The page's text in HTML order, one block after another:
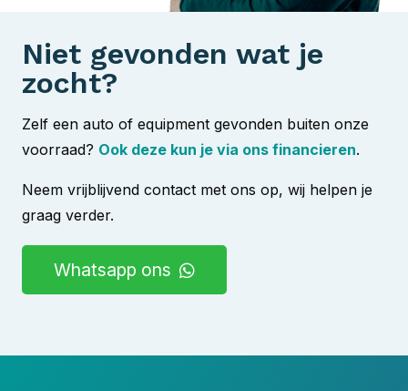
Niet gevonden wat je
zocht?
Zelf een auto of equipment gevonden buiten onze
voorraad? Ook deze kun je via ons financieren.
Neem vrijblijvend contact met ons op, wij helpen je
graag verder.
Whatsapp ons